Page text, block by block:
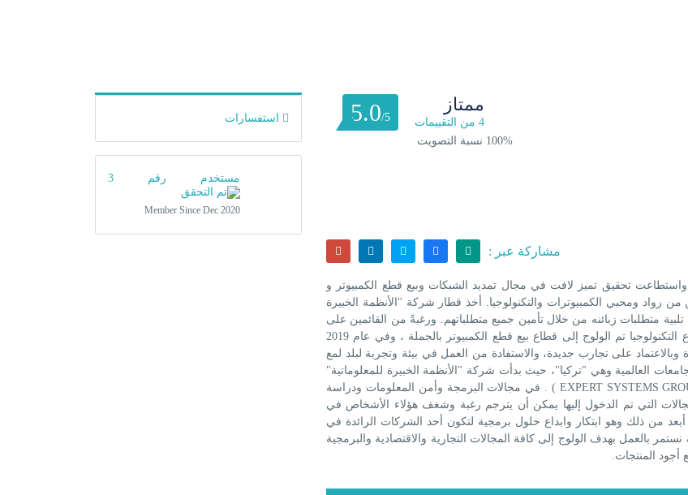
ممتاز
4 من التقييمات 5.0/5
100% نسبة التصويت
مشاركة عبر :
شركة "الأنظمة الخبيرة للمعلوماتية" النور في عام 2004. واستطاعت تحقيق تميز لافت في مجال تمديد الشبكات وبيع قطع الكمبيوتر و
رواد ومحبي الكمبيوترات والتكنولوجيا. أخذ قطار شركة "الأنظمة الخبيرة
متطلبات زبائنه من خلال تأمين جميع متطلباتهم. ورغبةً من القائمين على
الشركة بالتحسين المستمر والإلمام بكل المجالات التي تخص قطاع التكنولوجيا تم الولوج إلى قطاع بيع قطع الكمبيوتر بالجملة ، وفي عام 2019
على تجارب جديدة، والاستفادة من العمل في بيئة وتجربة لبلد لمع
العالمية وهي "تركيا"، حيث بدأت شركة "الأنظمة الخبيرة للمعلوماتية"
العمل رسمياً تحت الاسم التجاري "مجموعة الأنظمة الخبيرة" ( EXPERT SYSTEMS GROUP ) . في مجالات البرمجة وأمن المعلومات ودراسة
التي تم الدخول إليها يمكن أن يترجم رغبة وشغف هؤلاء الأشخاص في
من ذلك وهو ابتكار وابداع حلول برمجية لتكون أحد الشركات الرائدة في
بالعمل بهدف الولوج إلى كافة المجالات التجارية والاقتصادية والبرمجية
أجود المنتجات.
استفسارات
مستخدم رقم 3
Member Since Dec 2020